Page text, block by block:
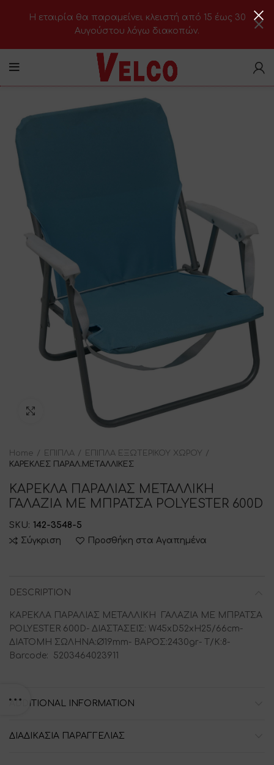
Click to enlarge
Home ΕΠΙΠΛΑ
ΕΠΙΠΛΑ ΕΞΩΤΕΡΙΚΟΥ ΧΩΡΟΥ
ΚΑΡΕΚΛΕΣ ΠΑΡΑΛ.ΜΕΤΑΛΛΙΚΕΣ
ΚΑΡΕΚΛΑ ΠΑΡΑΛΙΑΣ ΜΕΤΑΛΛΙΚΗ
ΓΑΛΑΖΙΑ ΜΕ ΜΠΡΑΤΣΑ POLYESTER 600D
SKU: 142-3548-5
Σύγκριση
Προσθήκη στα Αγαπημένα
DESCRIPTION
ΚΑΡΕΚΛΑ ΠΑΡΑΛΙΑΣ ΜΕΤΑΛΛΙΚΗ ΓΑΛΑΖΙΑ ΜΕ ΜΠΡΑΤΣΑ
POLYESTER 600D- ΔΙΑΣΤΑΣΕΙΣ: W45xD52xH25/66cm-
ΔΙΑΤΟΜΗ ΣΩΛΗΝΑ:Ø19mm- ΒΑΡΟΣ:2430gr- Τ/Κ:8-
Barcode: 5203464023911
ADDITIONAL INFORMATION
ΔΙΑΔΙΚΑΣΙΑ ΠΑΡΑΓΓΕΛΙΑΣ
H εταιρία θα παραμείνει κλειστή από 15 έως 30
Αυγούστου λόγω διακοπών.